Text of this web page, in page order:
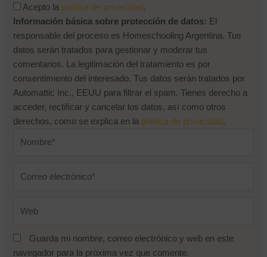
Acepto la política de privacidad.
Información básica sobre protección de datos: El
responsable del proceso es Homeschooling Argentina. Tus
datos serán tratados para gestionar y moderar tus
comentarios. La legitimación del tratamiento es por
consentimiento del interesado. Tus datos serán tratados por
Automattic Inc., EEUU para filtrar el spam. Tienes derecho a
acceder, rectificar y cancelar los datos, así como otros
derechos, como se explica en la política de privacidad.
Guarda mi nombre, correo electrónico y web en este
navegador para la próxima vez que comente.